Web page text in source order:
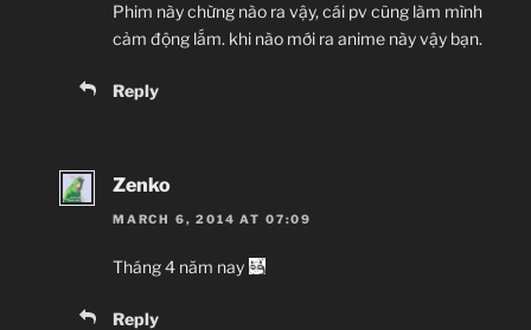
Phim này chừng nào ra vậy, cái pv cũng làm mình
cảm động lắm. khi nào mới ra anime này vậy bạn.
Reply
Zenko
MARCH 6, 2014 AT 07:09
Tháng 4 năm nay
Reply